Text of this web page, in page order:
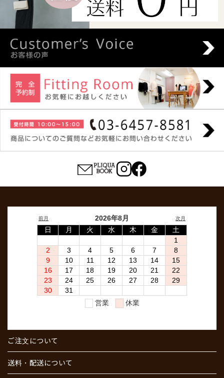
ご注文について
送料・配送について